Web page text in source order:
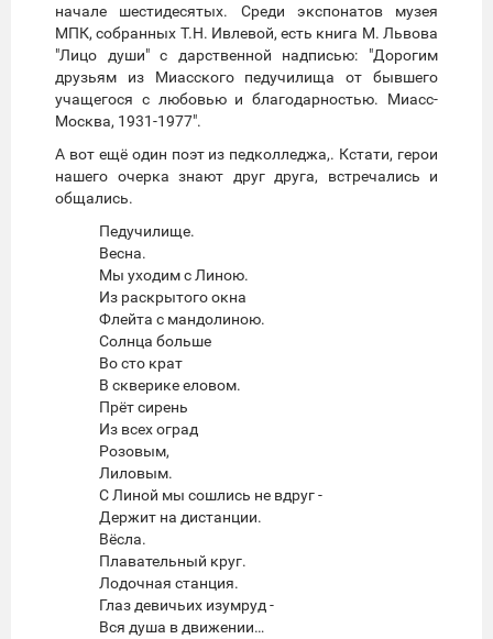
начале шестидесятых. Среди экспонатов музея
МПК, собранных Т.Н. Ивлевой, есть книга М. Львова
"Лицо души" с дарственной надписью: "Дорогим
друзьям из Миасского педучилища от бывшего
учащегося с любовью и благодарностью. Миасс-
Москва, 1931-1977".
А вот ещё один поэт из педколледжа,. Кстати, герои
нашего очерка знают друг друга, встречались и
общались.
Педучилище.
Весна.
Мы уходим с Линою.
Из раскрытого окна
Флейта с мандолиною.
Солнца больше
Во сто крат
В скверике еловом.
Прёт сирень
Из всех оград
Розовым,
Лиловым.
С Линой мы сошлись не вдруг -
Держит на дистанции.
Вёсла.
Плавательный круг.
Лодочная станция.
Глаз девичьих изумруд -
Вся душа в движении…